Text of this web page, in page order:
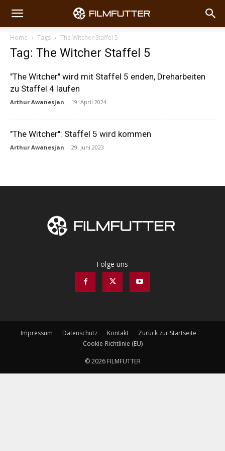
Home Tags The Witcher Staffel 5
Tag: The Witcher Staffel 5
"The Witcher" wird mit Staffel 5 enden, Dreharbeiten
zu Staffel 4 laufen
Arthur Awanesjan - 19. April 2024
"The Witcher": Staffel 5 wird kommen
Arthur Awanesjan - 29. Juni 2023
Folge uns
Impressum Datenschutz Kontakt
Zurück zur Startseite
Cookie-Richtlinie (EU)
© 2026 FILMFUTTER